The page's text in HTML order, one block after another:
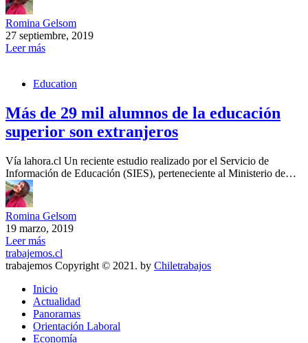
Romina Gelsom
27 septiembre, 2019
Leer más
Education
Más de 29 mil alumnos de la educación
superior son extranjeros
Vía lahora.cl Un reciente estudio realizado por el Servicio de
Información de Educación (SIES), perteneciente al Ministerio de…
Romina Gelsom
19 marzo, 2019
Leer más
trabajemos.cl
trabajemos Copyright © 2021. by Chiletrabajos
Inicio
Actualidad
Panoramas
Orientación Laboral
Economía